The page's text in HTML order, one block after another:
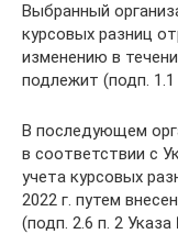
Выбранный
курсовых разниц
изменению в
подлежит (подп.
В последующем
в соответствии с
учета курсовых
2022 г. путем
(подп. 2.6 п. 2